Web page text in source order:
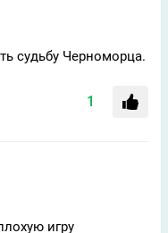
судьбу Черноморца.
1
игру